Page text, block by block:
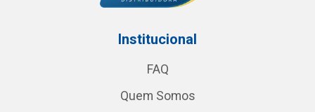
Institucional
FAQ
Quem Somos